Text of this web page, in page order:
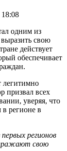
одним из
свою
действует
обеспечивает
легитимно
призвал всех
уверяя, что
регионе в
регионов
свою